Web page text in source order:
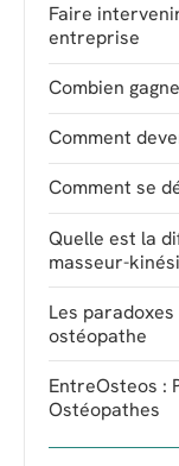
Faire
entreprise
Combien
Comment
Comment se
Quelle est la
masseur-
Les
ostéopathe
EntreOsteos :
Ostéopathes